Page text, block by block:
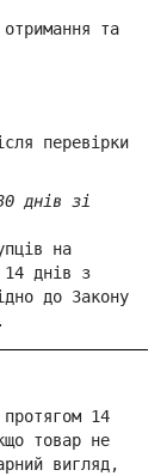
та
перевірки
днів зі
на
14 днів з
до Закону
14
товар не
вигляд,